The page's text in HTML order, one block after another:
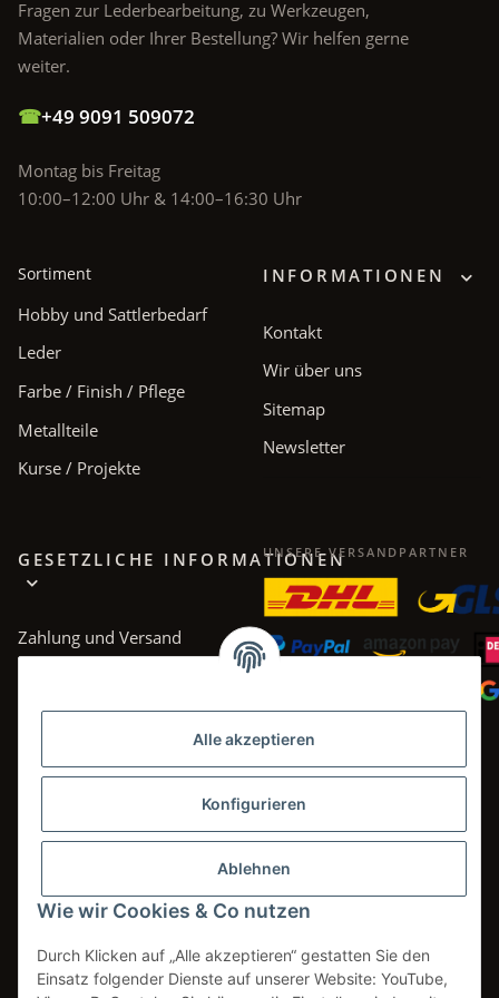
Alle akzeptieren
Konfigurieren
Ablehnen
Wie wir Cookies & Co nutzen
Durch Klicken auf „Alle akzeptieren“ gestatten Sie den
Einsatz folgender Dienste auf unserer Website: YouTube,
Fragen zur Lederbearbeitung, zu Werkzeugen,
Materialien oder Ihrer Bestellung? Wir helfen gerne
weiter.
☎+49 9091 509072
Montag bis Freitag
10:00–12:00 Uhr & 14:00–16:30 Uhr
Sortiment
Hobby und Sattlerbedarf
Leder
Farbe / Finish / Pflege
Metallteile
Kurse / Projekte
INFORMATIONEN
Kontakt
Wir über uns
Sitemap
Newsletter
GESETZLICHE INFORMATIONEN
Zahlung und Versand
Datenschutz
UNSERE VERSANDPARTNER
Vertrag widerrufen